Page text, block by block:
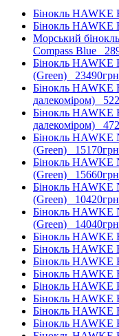
Бінокль HAWKE
Бінокль HAWKE
Морський
Compass Blue
Бінокль HAWKE
(Green)
Бінокль HAWKE
далекоміром)
Бінокль HAWKE
далекоміром)
Бінокль HAWKE
(Green)
Бінокль HAWKE
(Green)
Бінокль HAWKE
(Green)
Бінокль HAWKE
(Green)
Бінокль HAWKE
Бінокль HAWKE
Бінокль HAWKE
Бінокль HAWKE
Бінокль HAWKE
Бінокль HAWKE
Бінокль HAWKE
Бінокль HAWKE